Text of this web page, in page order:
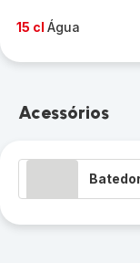
15 cl Água
Acessórios